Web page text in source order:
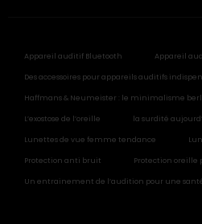
Appareil auditif Bluetooth Appareil
Des accessoires pour appareils auditifs
Haffmans & Neumeister : le minimalisme
L’exostose de l’oreille la surdité
Lunettes de vue femme tendance
Protection anti bruit Protection oreille
Un entrainement de l’audition pour une